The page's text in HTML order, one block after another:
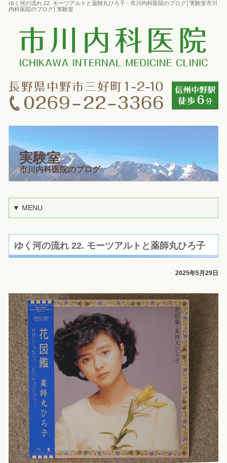
ゆく河の流れ 22. モーツアルトと薬師丸ひろ子 - 市川内科医院のブログ│実験室市川
内科医院のブログ│実験室
実験室
市川内科医院のブログ
▼ MENU
ゆく河の流れ 22. モーツアルトと薬師丸ひろ子
2025年5月29日